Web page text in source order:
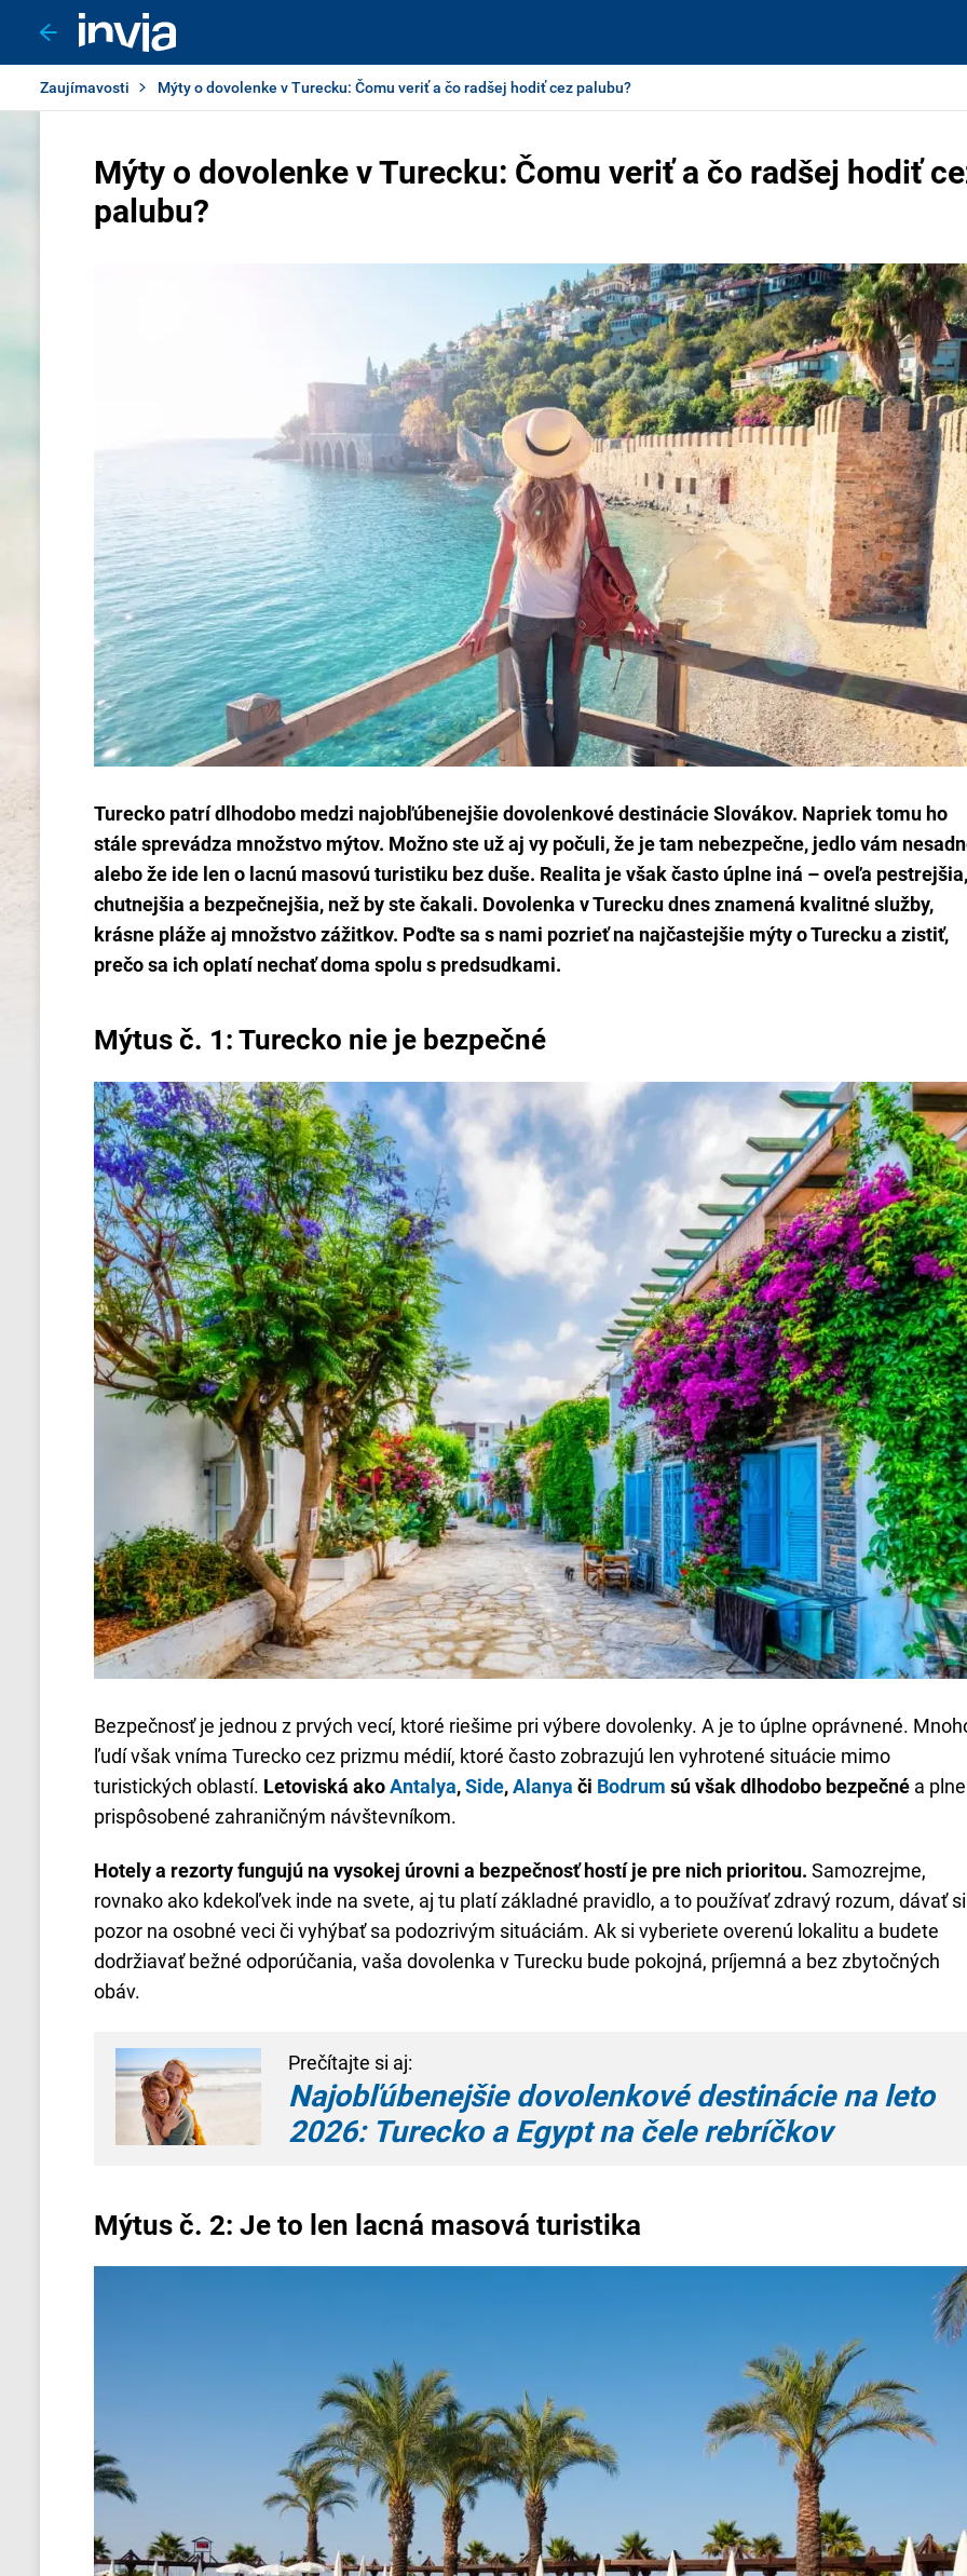
Zaujímavosti Mýty o dovolenke v Turecku: Čomu veriť a čo radšej hodiť cez palubu?
Mýty o dovolenke v Turecku: Čomu veriť a čo radšej hodiť
palubu?
Turecko patrí dlhodobo medzi najobľúbenejšie dovolenkové destinácie Slovákov. Napriek tomu ho
stále sprevádza množstvo mýtov. Možno ste už aj vy počuli, že je tam nebezpečne, jedlo vám
alebo že ide len o lacnú masovú turistiku bez duše. Realita je však často úplne iná – oveľa pestrejšia,
chutnejšia a bezpečnejšia, než by ste čakali. Dovolenka v Turecku dnes znamená kvalitné služby,
krásne pláže aj množstvo zážitkov. Poďte sa s nami pozrieť na najčastejšie mýty o Turecku a zistiť,
prečo sa ich oplatí nechať doma spolu s predsudkami.
Mýtus č. 1: Turecko nie je bezpečné
Bezpečnosť je jednou z prvých vecí, ktoré riešime pri výbere dovolenky. A je to úplne oprávnené.
ľudí však vníma Turecko cez prizmu médií, ktoré často zobrazujú len vyhrotené situácie mimo
turistických oblastí. Letoviská akoAntalya,Side,Alanya či Bodrum sú však dlhodobo bezpečné a plne
prispôsobené zahraničným návštevníkom.
Hotely a rezorty fungujú na vysokej úrovni a bezpečnosť hostí je pre nich prioritou. Samozrejme,
rovnako ako kdekoľvek inde na svete, aj tu platí základné pravidlo, a to používať zdravý rozum, dávať si
pozor na osobné veci či vyhýbať sa podozrivým situáciám. Ak si vyberiete overenú lokalitu a budete
dodržiavať bežné odporúčania, vaša dovolenka v Turecku bude pokojná, príjemná a bez zbytočných
obáv.
Prečítajte si aj:
Najobľúbenejšie dovolenkové destinácie na leto
2026: Turecko a Egypt na čele rebríčkov
Mýtus č. 2: Je to len lacná masová turistika